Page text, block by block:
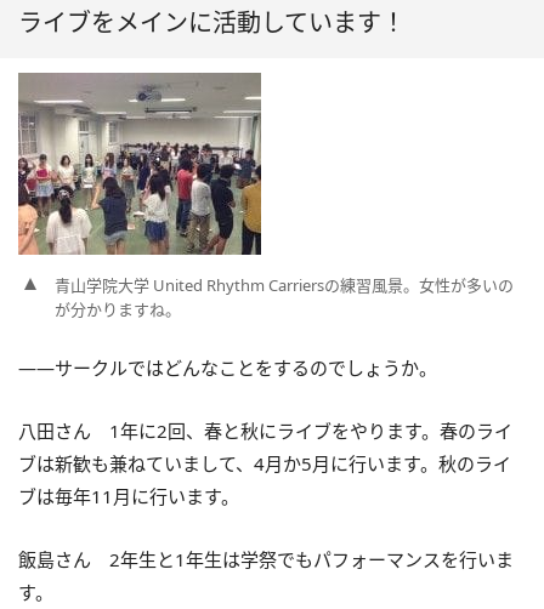
ライブをメインに活動しています！
青山学院大学 United Rhythm Carriersの練習風景。女性が多いの
が分かりますね。
――サークルではどんなことをするのでしょうか。
八田さん 1年に2回、春と秋にライブをやります。春のライ
ブは新歓も兼ねていまして、4月か5月に行います。秋のライ
ブは毎年11月に行います。
飯島さん 2年生と1年生は学祭でもパフォーマンスを行いま
す。